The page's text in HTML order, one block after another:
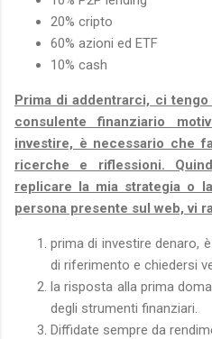
20% cripto
60% azioni ed ETF
10% cash
Prima di addentrarci, ci
consulente finanziario
investire, è necessario che
ricerche e riflessioni.
replicare la mia strategia o
persona presente sul web, vi
prima di investire denaro,
di riferimento e chiedersi
la risposta alla prima
degli strumenti finanziari.
Diffidate sempre da